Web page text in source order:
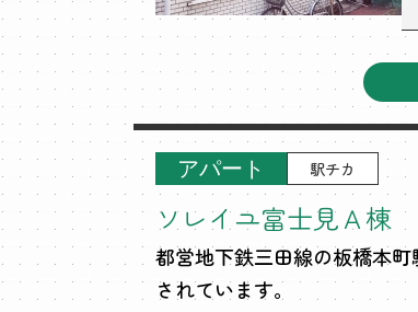
アパート 駅チカ
ソレイユ富士見Ａ棟
都営地下鉄三田線の板橋本
されています。